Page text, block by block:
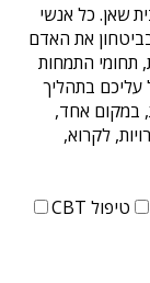
שאן. כל אנשי
את האדם
תחומי התמחות
עליכם בתהליך
במקום אחד,
לקרוא,
טיפול CBT